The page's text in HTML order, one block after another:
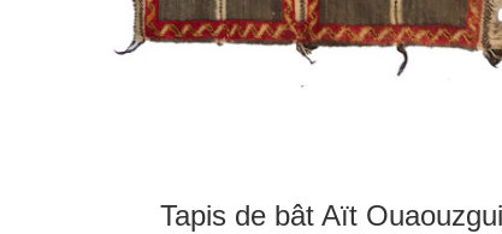
Tapis de bât Aït